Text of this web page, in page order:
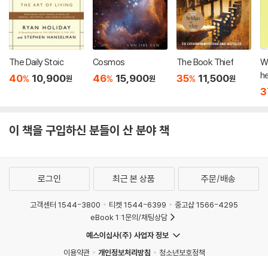
The Daily Stoic
40% 10,900원
Cosmos
46% 15,900원
The Book Thief
35% 11,500원
이 책을 구입하신 분들이 산 분야 책
로그인 최근 본 상품 주문/배송
고객센터 1544-3800 티켓 1544-6399
중고샵 1566-4295
eBook 1:1문의/채팅상담
예스이십사(주) 사업자 정보
이용약관
개인정보처리방침 청소년보호정책